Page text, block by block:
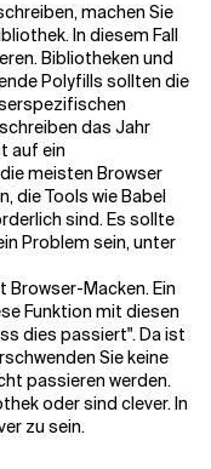
machen Sie
In diesem Fall
Bibliotheken und
Polyfills sollten die
das Jahr
auf ein
meisten Browser
die Tools wie Babel
sind. Es sollte
Problem sein, unter
Macken. Ein
Funktion mit diesen
dies passiert". Da ist
Sie keine
passieren werden.
oder sind clever. In
zu sein.